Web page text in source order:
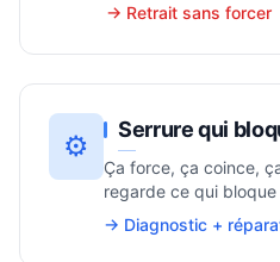
→ Retrait sans forcer
⚙️ Serrure qui
Ça force, ça coince,
regarde ce qui
→ Diagnostic +